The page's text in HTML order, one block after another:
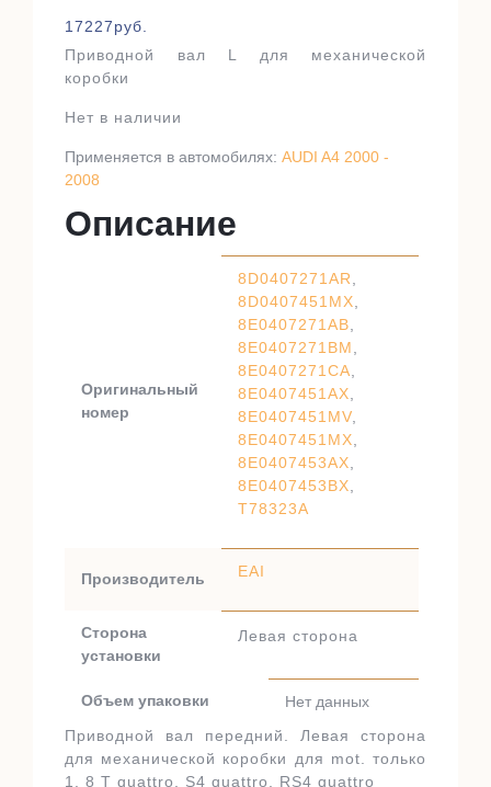
17227руб.
Приводной вал L для механической
коробки
Нет в наличии
Применяется в автомобилях: AUDI A4 2000 -
2008
Описание
Оригинальный
номер
8D0407271AR
8D0407451MX
8E0407271AB
8E0407271BM
8E0407271CA
8E0407451AX
8E0407451MV
8E0407451MX
8E0407453AX
8E0407453BX
T78323A
Производитель EAI
Сторона
установки
Левая сторона
Объем упаковки
Нет данных
Приводной вал передний. Левая сторона
для механической коробки для mot. только
1. 8 T quattro, S4 quattro, RS4 quattro